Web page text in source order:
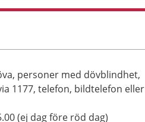
personer med dövblindhet,
1177, telefon, bildtelefon eller
(ej dag före röd dag)